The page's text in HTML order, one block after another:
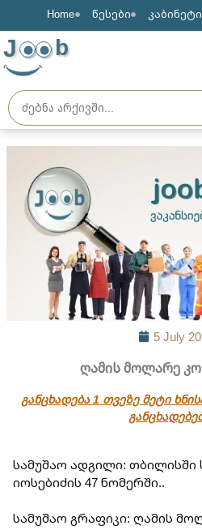
Home წესები კაბინეტი
J b
5 July
ღამის მოლარე
განცხადება 1 თვეზე მეტი
სამუშაო ადგილი:
იოსებიძის 47 ნომერში..
სამუშაო გრაფიკი: ღამის